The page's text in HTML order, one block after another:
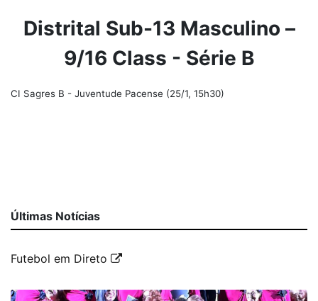
Distrital Sub-13 Masculino –
9/16 Class - Série B
CI Sagres B - Juventude Pacense (25/1, 15h30)
Últimas Notícias
Futebol em Direto